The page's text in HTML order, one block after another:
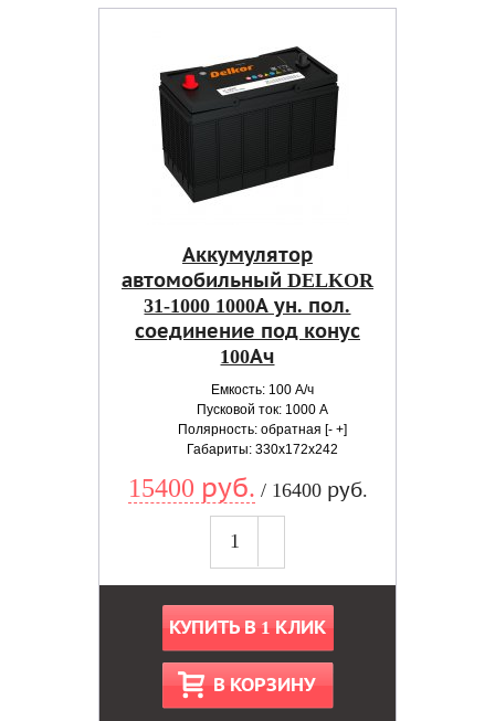
Аккумулятор
автомобильный DELKOR
31-1000 1000А ун. пол.
соединение под конус
100Ач
Емкость: 100 А/ч
Пусковой ток: 1000 А
Полярность: обратная [- +]
Габариты: 330x172x242
15400 руб. / 16400 руб.
КУПИТЬ В 1 КЛИК
В КОРЗИНУ